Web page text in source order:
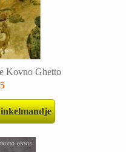
Kovno Ghetto